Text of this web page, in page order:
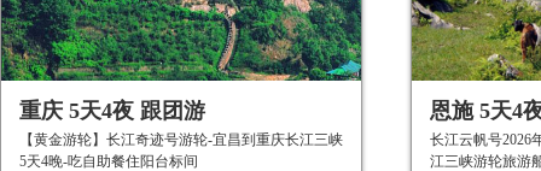
重庆 5天4夜 跟团游
【黄金游轮】长江奇迹号游轮-宜昌到重庆长江三峡
5天4晚-吃自助餐住阳台标间
恩施 5天4
长江云帆号2026
江三峡游轮旅游